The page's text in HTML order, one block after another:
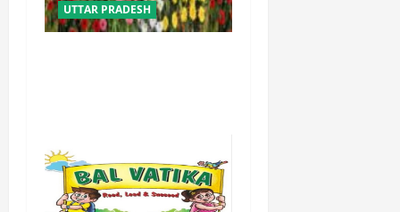
UTTAR PRADESH